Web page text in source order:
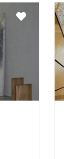
Favorit